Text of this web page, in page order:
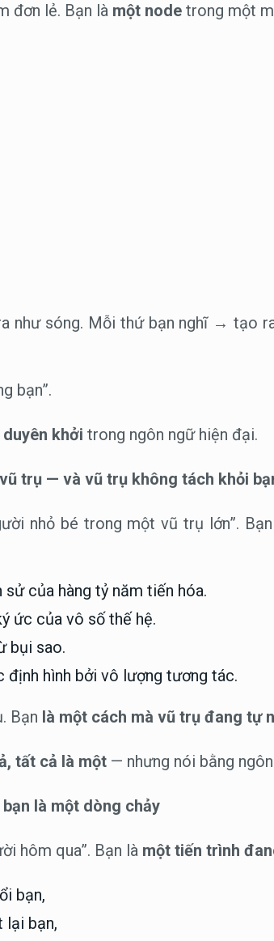
đơn lẻ. Bạn là một node trong một
như sóng. Mỗi thứ bạn nghĩ → tạo
bạn”.
khởi trong ngôn ngữ hiện đại.
trụ — và vũ trụ không tách khỏi
nhỏ bé trong một vũ trụ lớn”.
của hàng tỷ năm tiến hóa.
ức của vô số thế hệ.
bụi sao.
định hình bởi vô lượng tương tác.
Bạn là một cách mà vũ trụ đang tự
tất cả là một — nhưng nói bằng
là một dòng chảy
hôm qua”. Bạn là một tiến trình
bạn,
bạn,